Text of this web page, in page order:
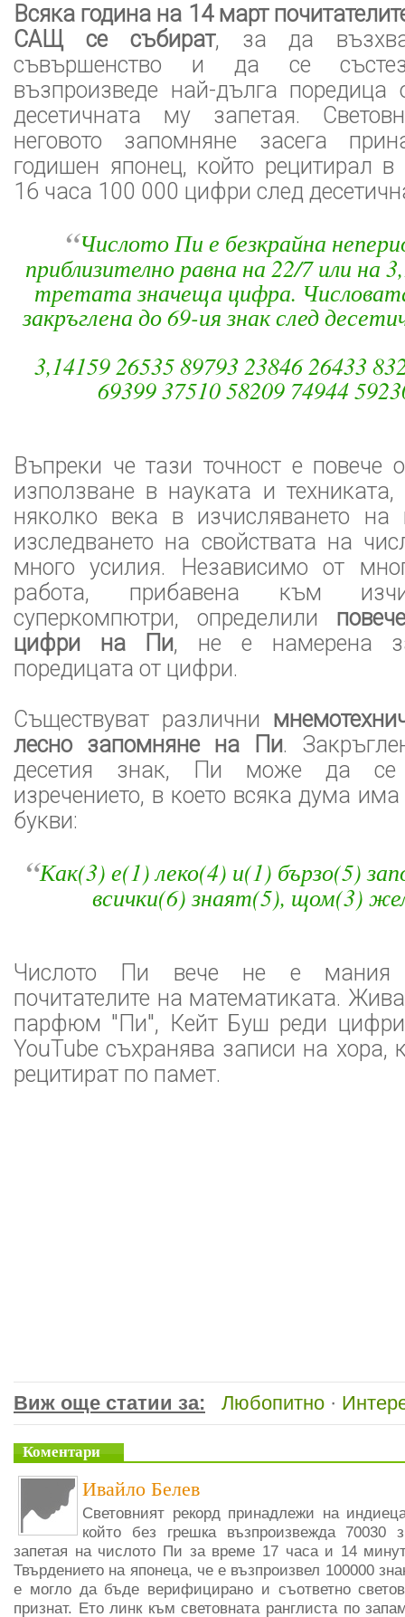
Всяка година на 14 март
САЩ се събират, за да
съвършенство и да се
възпроизведе най-дълга поредица
десетичната му запетая.
неговото запомняне засега
годишен японец, който рецитирал
16 часа 100 000 цифри след
“Числото Пи е безкрайна
приблизително равна на 22/7 или на
третата значеща цифра.
закръглена до 69-ия знак след
3,14159 26535 89793 23846 26433
69399 37510 58209 74944
Въпреки че тази точност е повече
използване в науката и техниката,
няколко века в изчисляването
изследването на свойствата на
много усилия. Независимо от
работа, прибавена към
суперкомпютри, определили
цифри на Пи, не е намерена
поредицата от цифри.
Съществуват различни
лесно запомняне на Пи.
десетия знак, Пи може да се
изречението, в което всяка дума
букви:
“Как(3) е(1) леко(4) и(1) бързо(5)
всички(6) знаят(5), щом(3)
Числото Пи вече не е мания
почитателите на математиката.
парфюм "Пи", Кейт Буш реди
YouTube съхранява записи на хора,
рецитират по памет.
Виж още статии за: Любопитно ·
Коментари
Ивайло Белев
Световният рекорд принадлежи на
който без грешка възпроизвежда 70030
запетая на числото Пи за време 17 часа и 14
Твърдението на японеца, че е възпроизвел 100000
е могло да бъде верифицирано и съответно
признат. Ето линк към световната ранглиста по